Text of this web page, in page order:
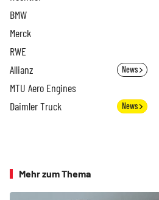
BMW
Merck
RWE
Allianz News
MTU Aero Engines
Daimler Truck News
Mehr zum Thema